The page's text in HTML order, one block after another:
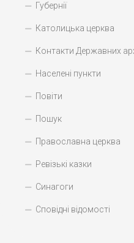
Губернії
Католицька церква
Контакти Державних
Населені пункти
Повіти
Пошук
Православна церква
Ревізькі казки
Синагоги
Сповідні відомості